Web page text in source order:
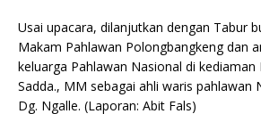
Usai upacara, dilanjutkan dengan Tabur
Makam Pahlawan Polongbangkeng dan
keluarga Pahlawan Nasional di kediaman
Sadda., MM sebagai ahli waris pahlawan
Dg. Ngalle. (Laporan: Abit Fals)